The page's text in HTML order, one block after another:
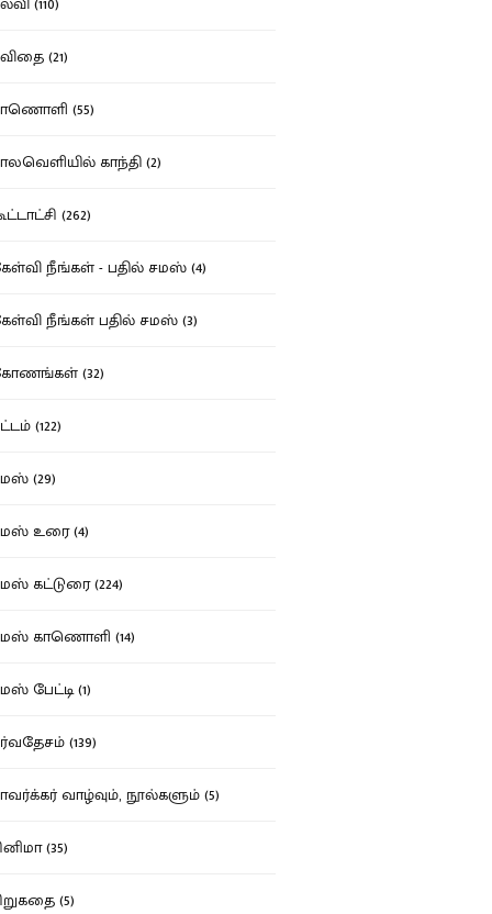
(21)
(55)
காந்தி (2)
(262)
நீங்கள் - பதில் சமஸ் (4)
நீங்கள் பதில் சமஸ் (3)
(32)
(122)
(29)
உரை (4)
கட்டுரை (224)
காணொளி (14)
பேட்டி (1)
(139)
வாழ்வும், நூல்களும் (5)
(35)
(5)